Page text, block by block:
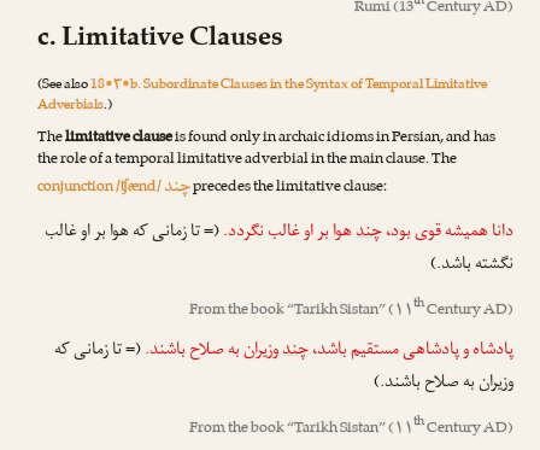
Rumi(13 Century AD)
c. Limitative Clauses
(See also18•۳•b. Subordinate Clauses in the Syntax of Temporal Limitative
Adverbials.)
Thelimitative clauseis found only in archaic idioms in Persian, and has
the role of a temporal limitative adverbial in the main clause. The
conjunction /ʧænd/چندprecedes the limitative clause:
دانا همیشه قوی بود،چندهوا بر او غالب نگردد.(= تا زمانی که هوا بر او غالب
نگشته باشد.)
From the book “Tarikh Sistan” (۱۱thCentury AD)
پادشاه و پادشاهی مستقیم باشد،چندوزیران به صلاح باشند.(= تا زمانی که
وزیران به صلاح باشند.)
From the book “Tarikh Sistan” (۱۱thCentury AD)